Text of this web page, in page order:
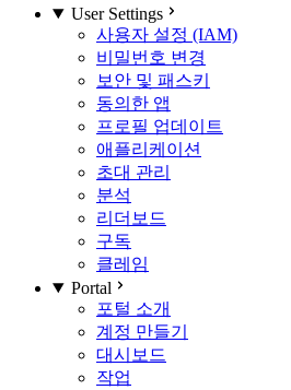
User Settings
사용자 설정 (IAM)
비밀번호 변경
보안 및 패스키
동의한 앱
프로필 업데이트
애플리케이션
초대 관리
분석
리더보드
구독
클레임
Portal
포털 소개
계정 만들기
대시보드
작업